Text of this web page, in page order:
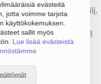
evästeitä
jotta voimme tarjota
käyttökokemuksen.
sallit myös
Lue lisää evästeistä
23 liikevaihto on 1.1 milj.
0. Sen päätoimiala on
perustamisvuosi 1978
Keskinäinen